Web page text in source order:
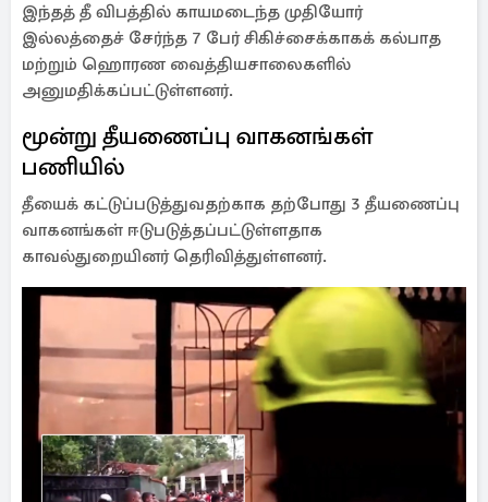
இந்தத் தீ விபத்தில் காயமடைந்த முதியோர்
இல்லத்தைச் சேர்ந்த 7 பேர் சிகிச்சைக்காகக் கல்பாத
மற்றும் ஹொரண வைத்தியசாலைகளில்
அனுமதிக்கப்பட்டுள்ளனர்.
மூன்று தீயணைப்பு வாகனங்கள்
பணியில்
தீயைக் கட்டுப்படுத்துவதற்காக தற்போது 3 தீயணைப்பு
வாகனங்கள் ஈடுபடுத்தப்பட்டுள்ளதாக
காவல்துறையினர் தெரிவித்துள்ளனர்.